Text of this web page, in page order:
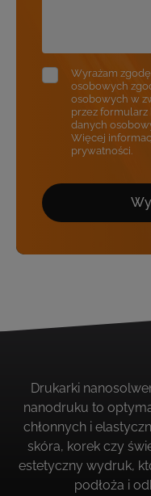
Wyrażam
osobowych
osobowych w
przez
danych
Więcej
prywatności.
Drukarki
nanodruku to
chłonnych i
skóra, korek czy
estetyczny wydruk,
podłoża i